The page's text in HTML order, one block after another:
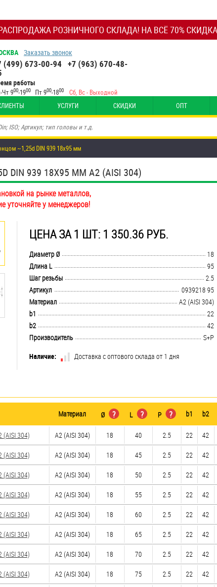
РОЗНИЧНОГО СКЛАДА! НА ВСЁ 70%
Заказать звонок
(499) 673-00-94 +7 (963) 670-48-
работы
Чт 900-1900 Пт 900-1800 Сб, Вс - Выходной
УСЛУГИ СКИДКИ ОПТ
~1,25d DIN 939 18х95 мм
939 18Х95 ММ А2 (AISI 304)
на рынке металлов,
уточняйте у менеджеров!
ЦЕНА ЗА 1 ШТ: 1 350.36 РУБ.
Диаметр Ø
18
Длина L
95
Шаг резьбы
2.5
Артикул
0939218 95
Материал
А2 (AISI 304)
b1
22
b2
42
Производитель
S+P
Наличие:
Доставка с оптового склада от 1 дня
Материал Ø ? L ? P ? b1 b2
304)
А2 (AISI 304) 18 40 2.5 22 42
304) А2 (AISI 304) 18 45 2.5 22 42
304) А2 (AISI 304) 18 50 2.5 22 42
304) А2 (AISI 304) 18 55 2.5 22 42
304) А2 (AISI 304) 18 60 2.5 22 42
304) А2 (AISI 304) 18 65 2.5 22 42
304) А2 (AISI 304) 18 70 2.5 22 42
304) А2 (AISI 304) 18 75 2.5 22 42